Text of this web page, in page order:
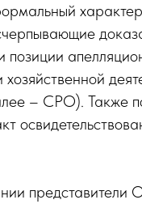
позиции
– СРО). Также